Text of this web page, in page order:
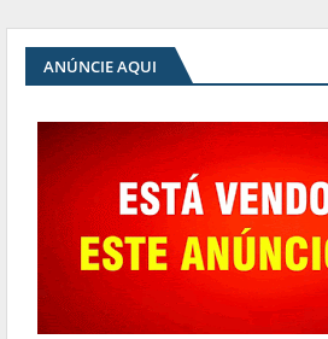
ANÚNCIE AQUI